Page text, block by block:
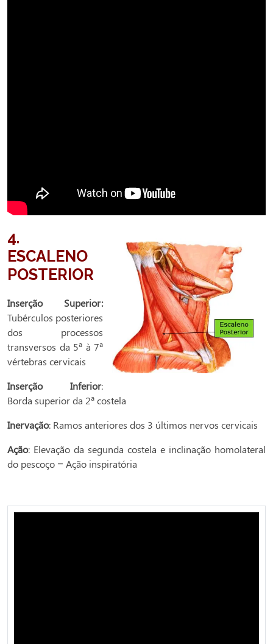
4.
ESCALENO
POSTERIOR
Inserção Superior:
Tubérculos posteriores
dos processos
transversos da 5ª à 7ª
vértebras cervicais
Inserção Inferior:
Borda superior da 2ª costela
Inervação: Ramos anteriores dos 3 últimos nervos cervicais
Ação: Elevação da segunda costela e inclinação homolateral
do pescoço – Ação inspiratória